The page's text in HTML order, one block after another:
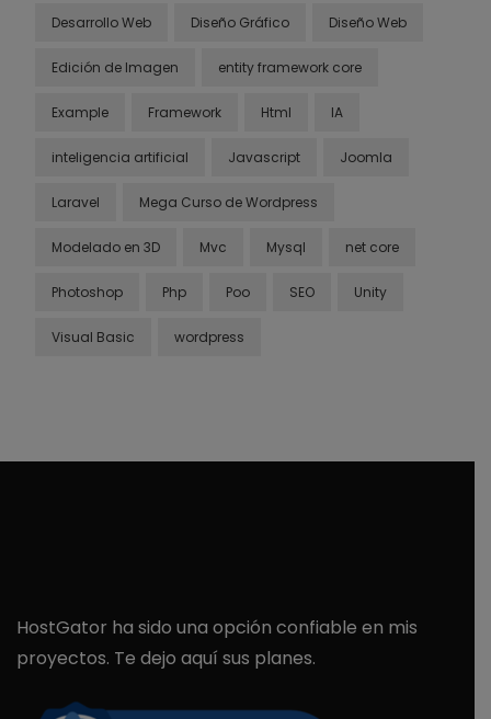
Desarrollo Web Diseño Gráfico Diseño Web
Edición de Imagen entity framework core
Example Framework Html IA
inteligencia artificial Javascript Joomla
Laravel Mega Curso de Wordpress
Modelado en 3D Mvc Mysql net core
Photoshop Php Poo SEO Unity
Visual Basic wordpress
HostGator ha sido una opción confiable en mis
proyectos. Te dejo aquí sus planes.